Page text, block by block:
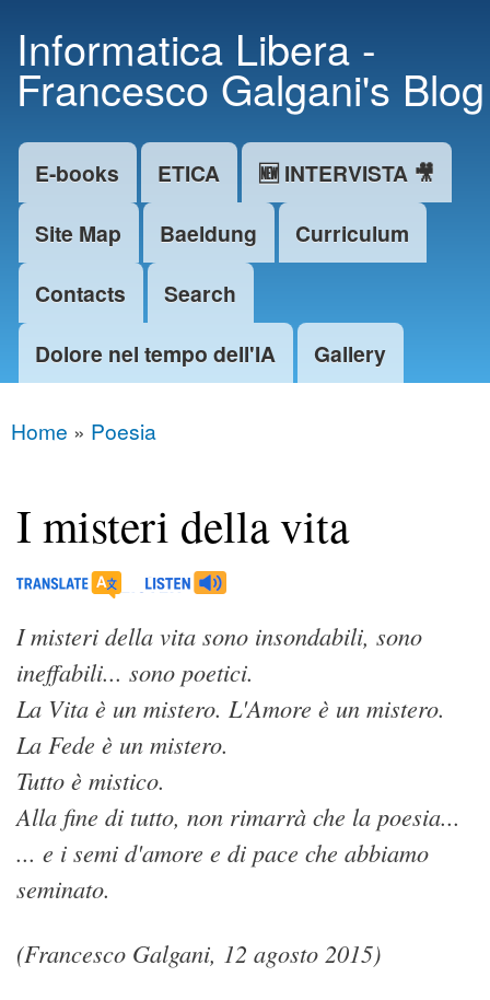
main
content
Informatica Libera -
Francesco Galgani's Blog
Main menu
E-books ETICA
🆕 INTERVISTA 🎥
Site Map
Baeldung
Curriculum
Contacts
Search
Dolore nel tempo dell'IA
Gallery
You are here
Home » Poesia
I misteri della vita
I misteri della vita sono insondabili, sono
ineffabili... sono poetici.
La Vita è un mistero. L'Amore è un mistero.
La Fede è un mistero.
Tutto è mistico.
Alla fine di tutto, non rimarrà che la poesia...
... e i semi d'amore e di pace che abbiamo
seminato.
(Francesco Galgani, 12 agosto 2015)